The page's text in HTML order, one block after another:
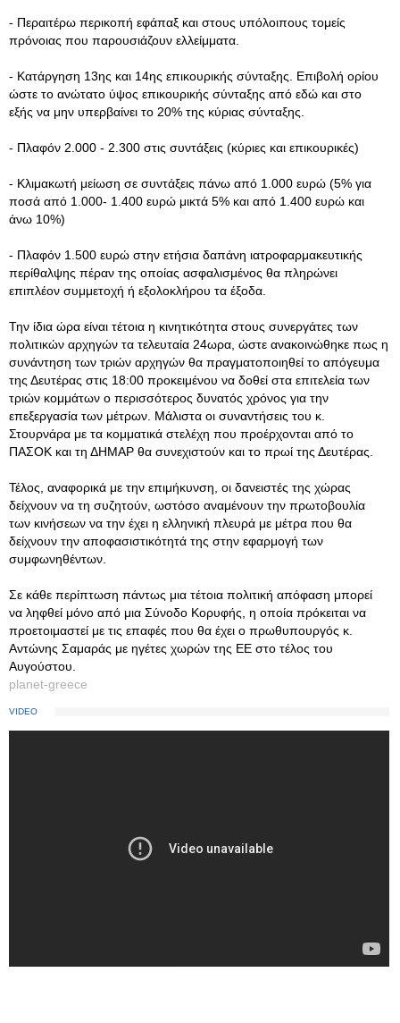
- Περαιτέρω περικοπή εφάπαξ και στους υπόλοιπους τομείς
πρόνοιας που παρουσιάζουν ελλείμματα.
- Κατάργηση 13ης και 14ης επικουρικής σύνταξης. Επιβολή ορίου
ώστε το ανώτατο ύψος επικουρικής σύνταξης από εδώ και στο
εξής να μην υπερβαίνει το 20% της κύριας σύνταξης.
- Πλαφόν 2.000 - 2.300 στις συντάξεις (κύριες και επικουρικές)
- Κλιμακωτή μείωση σε συντάξεις πάνω από 1.000 ευρώ (5% για
ποσά από 1.000- 1.400 ευρώ μικτά 5% και από 1.400 ευρώ και
άνω 10%)
- Πλαφόν 1.500 ευρώ στην ετήσια δαπάνη ιατροφαρμακευτικής
περίθαλψης πέραν της οποίας ασφαλισμένος θα πληρώνει
επιπλέον συμμετοχή ή εξολοκλήρου τα έξοδα.
Την ίδια ώρα είναι τέτοια η κινητικότητα στους συνεργάτες των
πολιτικών αρχηγών τα τελευταία 24ωρα, ώστε ανακοινώθηκε πως η
συνάντηση των τριών αρχηγών θα πραγματοποιηθεί το απόγευμα
της Δευτέρας στις 18:00 προκειμένου να δοθεί στα επιτελεία των
τριών κομμάτων ο περισσότερος δυνατός χρόνος για την
επεξεργασία των μέτρων. Mάλιστα οι συναντήσεις του κ.
Στουρνάρα με τα κομματικά στελέχη που προέρχονται από το
ΠΑΣΟΚ και τη ΔΗΜΑΡ θα συνεχιστούν και το πρωί της Δευτέρας.
Τέλος, αναφορικά με την επιμήκυνση, οι δανειστές της χώρας
δείχνουν να τη συζητούν, ωστόσο αναμένουν την πρωτοβουλία
των κινήσεων να την έχει η ελληνική πλευρά με μέτρα που θα
δείχνουν την αποφασιστικότητά της στην εφαρμογή των
συμφωνηθέντων.
Σε κάθε περίπτωση πάντως μια τέτοια πολιτική απόφαση μπορεί
να ληφθεί μόνο από μια Σύνοδο Κορυφής, η οποία πρόκειται να
προετοιμαστεί με τις επαφές που θα έχει ο πρωθυπουργός κ.
Αντώνης Σαμαράς με ηγέτες χωρών της ΕΕ στο τέλος του
Αυγούστου.
planet-greece
VIDEO